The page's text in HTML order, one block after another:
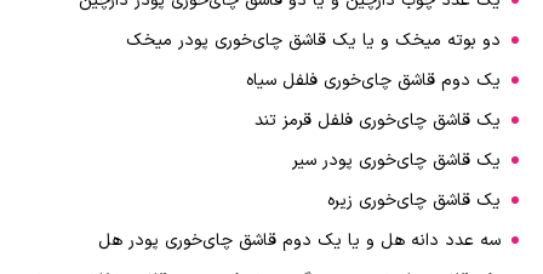
دو بوته میخک و یا یک قاشق چای‌خوری پودر میخک
یک دوم قاشق چای‌خوری فلفل سیاه
یک قاشق چای‌خوری فلفل قرمز تند
یک قاشق چای‌خوری پودر سیر
یک قاشق چای‌خوری زیره
سه عدد دانه هل و یا یک دوم قاشق چای‌خوری پودر هل